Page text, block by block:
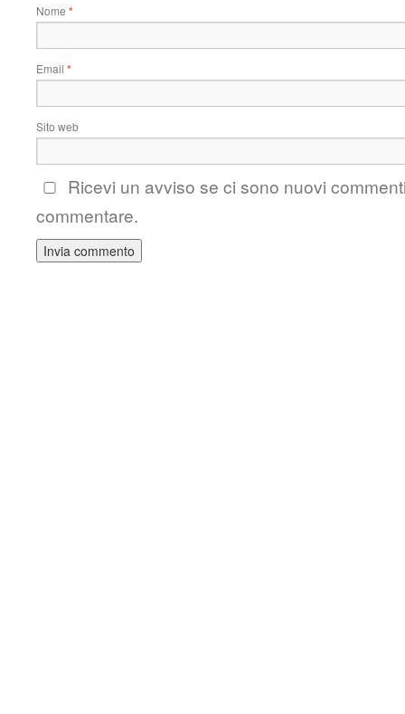
Nome *
Email *
Sito web
Ricevi un avviso se ci sono nuovi
commentare.